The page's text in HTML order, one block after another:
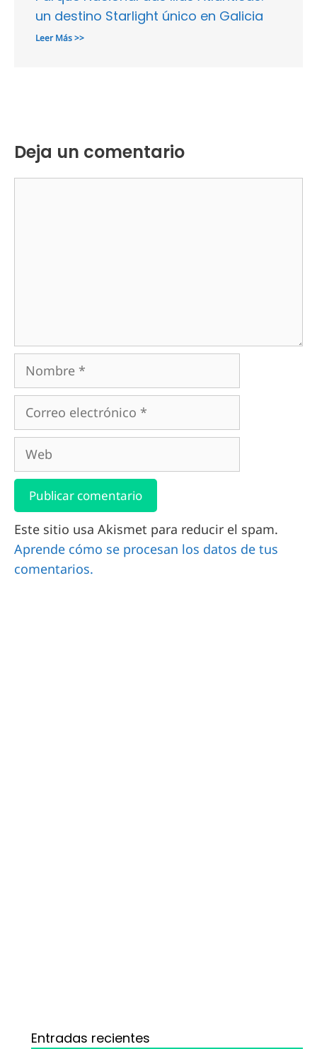
un destino Starlight único en Galicia
Leer Más >>
Deja un comentario
Este sitio usa Akismet para reducir el spam.
Aprende cómo se procesan los datos de tus
comentarios.
Entradas recientes